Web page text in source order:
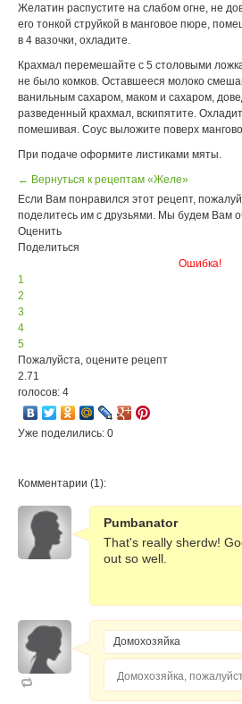
Желатин распустите на слабом огне, не
его тонкой струйкой в манговое пюре,
в 4 вазочки, охладите.
Крахмал перемешайте с 5 столовыми
не было комков. Оставшееся молоко
ванильным сахаром, маком и сахаром,
разведенный крахмал, вскипятите.
помешивая. Соус выложите поверх
При подаче оформите листиками мяты.
← Вернуться к рецептам «Желе»
Если Вам понравился этот рецепт,
поделитесь им с друзьями. Мы будем Вам
Оценить
Поделиться
Ошибка!
1
2
3
4
5
Пожалуйста, оцените рецепт
2.71
голосов: 4
Уже поделились: 0
Комментарии (1):
Pumbanator
That's really sherdw!
out so well.